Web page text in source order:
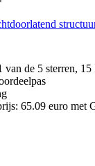
van de 5 sterren,
65.09 euro met